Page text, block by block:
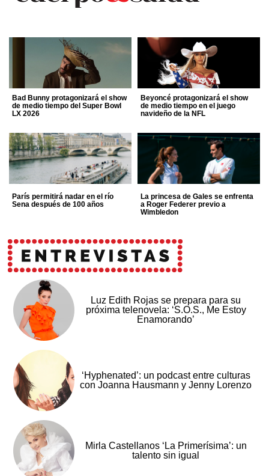
Bad Bunny protagonizará el show
de medio tiempo del Super Bowl
LX 2026
Beyoncé protagonizará el show
de medio tiempo en el juego
navideño de la NFL
París permitirá nadar en el río
Sena después de 100 años
La princesa de Gales se enfrenta
a Roger Federer previo a
Wimbledon
Luz Edith Rojas se prepara para su
próxima telenovela: ‘S.O.S., Me Estoy
Enamorando’
‘Hyphenated’: un podcast entre culturas
con Joanna Hausmann y Jenny Lorenzo
Mirla Castellanos ‘La Primerísima’: un
talento sin igual